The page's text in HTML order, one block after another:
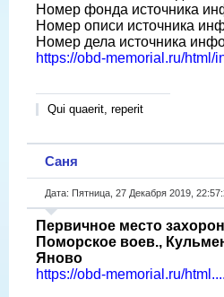
Номер фонда источника
Номер описи источника
Номер дела источника
https://obd-memorial.ru/html/
Qui quaerit, reperit
Саня
Дата: Пятница, 27 Декабря 2019,
Первичное место
Поморское воев.,
Яново
https://obd-memorial.ru/